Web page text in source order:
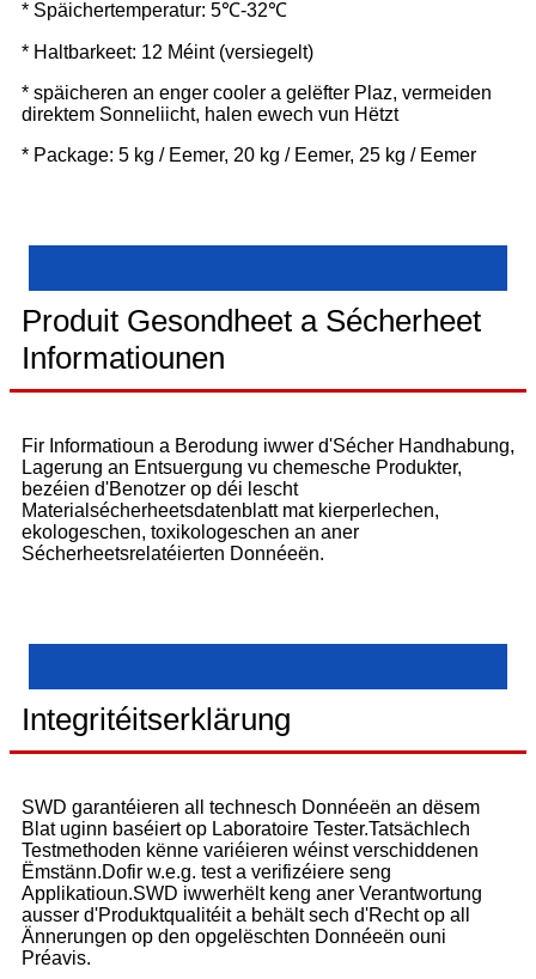
* Späichertemperatur: 5℃-32℃
* Haltbarkeet: 12 Méint (versiegelt)
* späicheren an enger cooler a gelëfter Plaz, vermeiden
direktem Sonneliicht, halen ewech vun Hëtzt
* Package: 5 kg / Eemer, 20 kg / Eemer, 25 kg / Eemer
Produit Gesondheet a Sécherheet
Informatiounen
Fir Informatioun a Berodung iwwer d'Sécher Handhabung,
Lagerung an Entsuergung vu chemesche Produkter,
bezéien d'Benotzer op déi lescht
Materialsécherheetsdatenblatt mat kierperlechen,
ekologeschen, toxikologeschen an aner
Sécherheetsrelatéierten Donnéeën.
Integritéitserklärung
SWD garantéieren all technesch Donnéeën an dësem
Blat uginn baséiert op Laboratoire Tester.Tatsächlech
Testmethoden kënne variéieren wéinst verschiddenen
Ëmstänn.Dofir w.e.g. test a verifizéiere seng
Applikatioun.SWD iwwerhëlt keng aner Verantwortung
ausser d'Produktqualitéit a behält sech d'Recht op all
Ännerungen op den opgelëschten Donnéeën ouni
Préavis.